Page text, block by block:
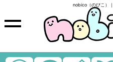
nobico（のびこ）